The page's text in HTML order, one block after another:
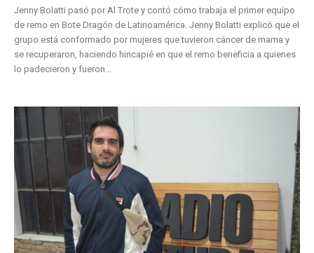
Jenny Bolatti pasó por Al Trote y contó cómo trabaja el primer equipo
de remo en Bote Dragón de Latinoamérica. Jenny Bolatti explicó que el
grupo está conformado por mujeres que tuvieron cáncer de mama y
se recuperaron, haciendo hincapié en que el remo beneficia a quienes
lo padecieron y fueron...